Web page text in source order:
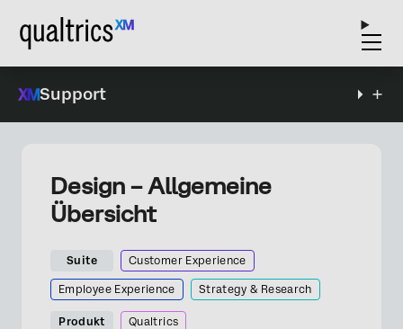
Support
Design – Allgemeine
Übersicht
Suite Customer Experience
Employee Experience Strategy & Research
Produkt Qualtrics